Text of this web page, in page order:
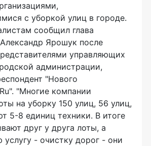
с уборкой улиц в городе.
сообщил глава
Ярошук после
управляющих
администрации,
"Нового
"Многие компании
на уборку 150 улиц, 56 улиц,
5-8 единиц техники. В итоге
друг у друга лоты, а
услугу - очистку дорог - они